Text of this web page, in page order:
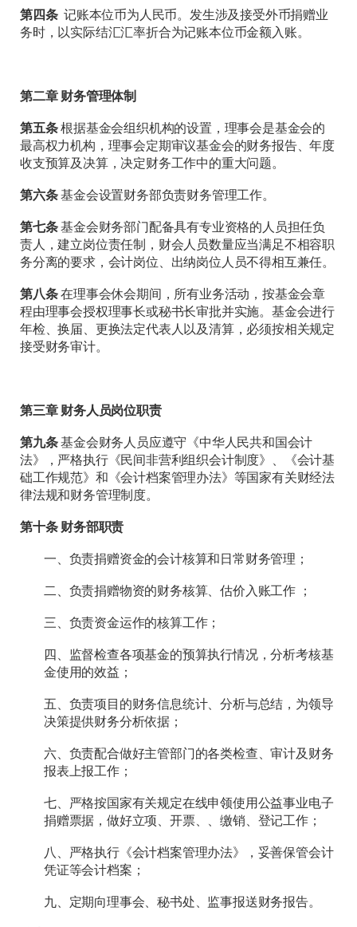
第四条 记账本位币为人民币。发生涉及接受外币捐赠业
务时，以实际结汇汇率折合为记账本位币金额入账。
第二章 财务管理体制
第五条根据基金会组织机构的设置，理事会是基金会的
最高权力机构，理事会定期审议基金会的财务报告、年度
收支预算及决算，决定财务工作中的重大问题。
第六条基金会设置财务部负责财务管理工作。
第七条基金会财务部门配备具有专业资格的人员担任负
责人，建立岗位责任制，财会人员数量应当满足不相容职
务分离的要求，会计岗位、出纳岗位人员不得相互兼任。
第八条在理事会休会期间，所有业务活动，按基金会章
程由理事会授权理事长或秘书长审批并实施。基金会进行
年检、换届、更换法定代表人以及清算，必须按相关规定
接受财务审计。
第三章 财务人员岗位职责
第九条基金会财务人员应遵守《中华人民共和国会计
法》，严格执行《民间非营利组织会计制度》、《会计基
础工作规范》和《会计档案管理办法》等国家有关财经法
律法规和财务管理制度。
第十条 财务部职责
一、负责捐赠资金的会计核算和日常财务管理；
二、负责捐赠物资的财务核算、估价入账工作 ；
三、负责资金运作的核算工作；
四、监督检查各项基金的预算执行情况，分析考核基
金使用的效益；
五、负责项目的财务信息统计、分析与总结，为领导
决策提供财务分析依据；
六、负责配合做好主管部门的各类检查、审计及财务
报表上报工作；
七、严格按国家有关规定在线申领使用公益事业电子
捐赠票据，做好立项、开票、、缴销、登记工作；
八、严格执行《会计档案管理办法》，妥善保管会计
凭证等会计档案；
九、定期向理事会、秘书处、监事报送财务报告。